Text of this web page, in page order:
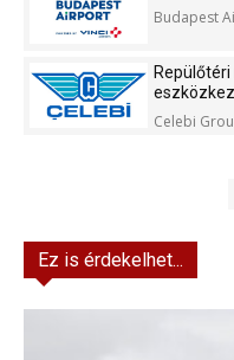
Budapest
Celebi
Ez is érdekelhet...